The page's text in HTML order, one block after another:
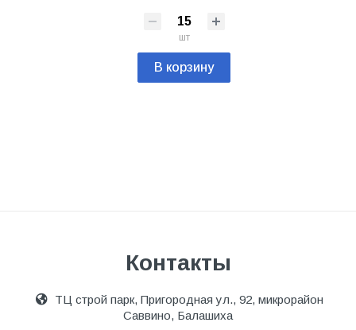
шт
В корзину
Контакты
ТЦ строй парк, Пригородная ул., 92, микрорайон
Саввино, Балашиха